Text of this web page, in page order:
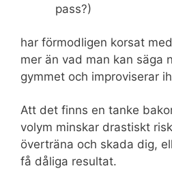
pass?)
har förmodligen korsat
mer än vad man kan säga
gymmet och improviserar
Att det finns en tanke
volym minskar drastiskt
överträna och skada dig,
få dåliga resultat.